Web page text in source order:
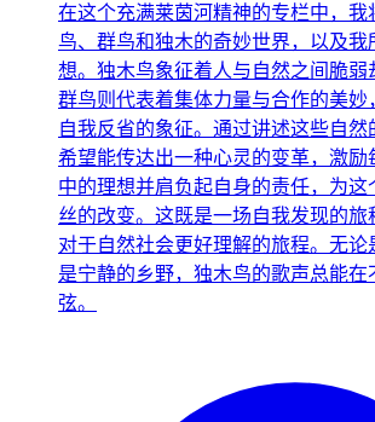
在这个充满莱茵河精神的专栏中，我
鸟、群鸟和独木的奇妙世界，以及我
想。独木鸟象征着人与自然之间脆弱
群鸟则代表着集体力量与合作的美妙
自我反省的象征。通过讲述这些自
希望能传达出一种心灵的变革，激励
中的理想并肩负起自身的责任，为这
丝的改变。这既是一场自我发现的旅
对于自然社会更好理解的旅程。无论
是宁静的乡野，独木鸟的歌声总能在
弦。